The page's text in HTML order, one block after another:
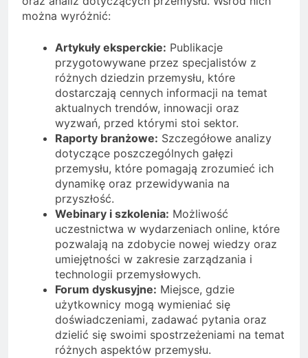
można wyróżnić:
Artykuły eksperckie: Publikacje
przygotowywane przez specjalistów z
różnych dziedzin przemysłu, które
dostarczają cennych informacji na temat
aktualnych trendów, innowacji oraz
wyzwań, przed którymi stoi sektor.
Raporty branżowe: Szczegółowe analizy
dotyczące poszczególnych gałęzi
przemysłu, które pomagają zrozumieć ich
dynamikę oraz przewidywania na
przyszłość.
Webinary i szkolenia: Możliwość
uczestnictwa w wydarzeniach online, które
pozwalają na zdobycie nowej wiedzy oraz
umiejętności w zakresie zarządzania i
technologii przemysłowych.
Forum dyskusyjne: Miejsce, gdzie
użytkownicy mogą wymieniać się
doświadczeniami, zadawać pytania oraz
dzielić się swoimi spostrzeżeniami na temat
różnych aspektów przemysłu.